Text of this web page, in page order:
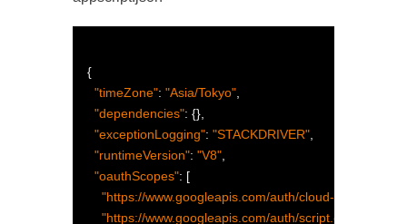
{
"timeZone": "Asia/Tokyo"
"dependencies": {},
"exceptionLogging": "STACKDRIVER"
"runtimeVersion": "V8"
"oauthScopes": [
"https://www.googleapis.com/auth/cloud-
"https://www.googleapis.com/auth/